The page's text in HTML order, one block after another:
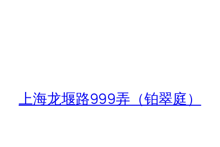
上海龙堰路999弄（铂翠庭）